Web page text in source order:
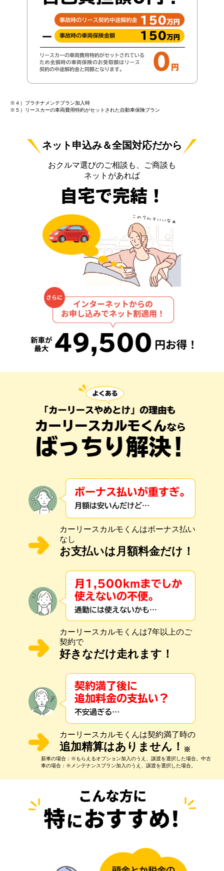
※４）プラチナメンテプラン加入時
※５）リースカーの車両費用特約がセットされた自動車保険プラン
ネット申込み＆全国対応だから
おクルマ選びのご相談も、ご商談も
ネットがあれば
カーリースカルモくんはボーナス払い
なし
お支払いは月額料金だけ！
カーリースカルモくんは7年以上のご
契約で
好きなだけ走れます！
カーリースカルモくんは契約満了時の
追加精算はありません！ ※
新車の場合：※もらえるオプション加入のうえ、譲渡を選択した場合。中古
車の場合：※メンテナンスプラン加入のうえ、譲渡を選択した場合。